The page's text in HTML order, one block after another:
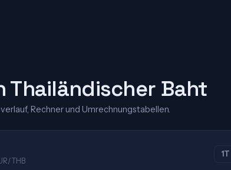
Thailändischer Baht
Rechner und Umrechnungstabellen.
THB
1T